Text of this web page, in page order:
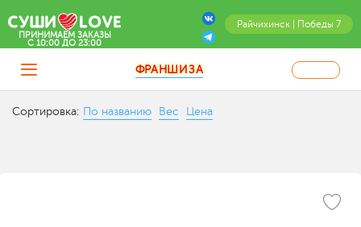
Райчихинск | Победы 7
ПРИНИМАЕМ ЗАКАЗЫ
C 10:00 ДО 23:00
ФРАНШИЗА
Сортировка: По названию Вес Цена